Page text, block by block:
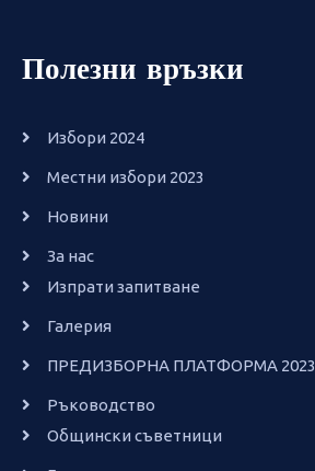
Полезни връзки
Избори 2024
Местни избори 2023
Новини
За нас
Изпрати запитване
Галерия
ПРЕДИЗБОРНА ПЛАТФОРМА 2023
Ръководство
Общински съветници